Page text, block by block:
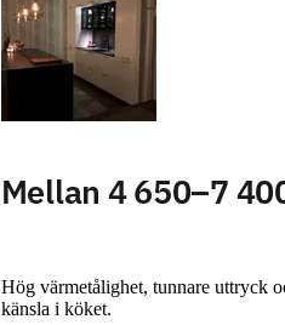
Mellan 4 650–7
Hög värmetålighet, tunnare uttryck
känsla i köket.